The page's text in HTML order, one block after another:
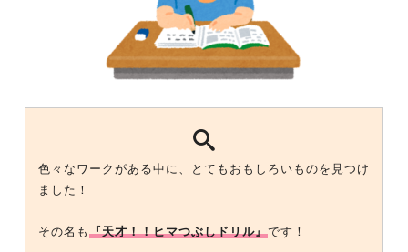
色々なワークがある中に、とてもおもしろいものを見つけ
ました！
その名も 『天才！！ヒマつぶしドリル』です！